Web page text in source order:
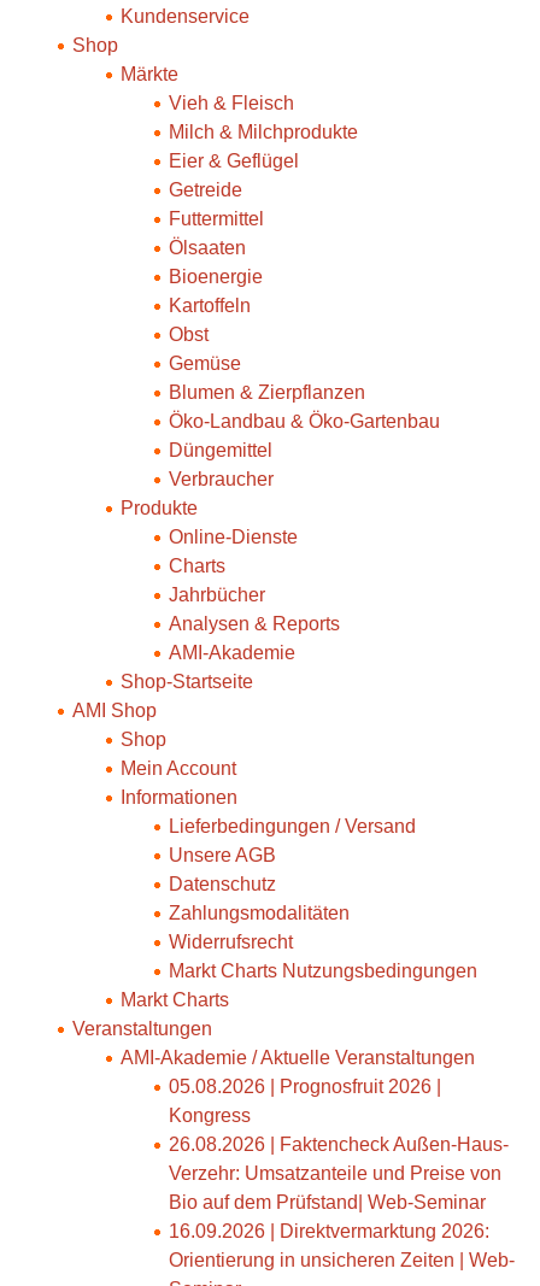
Kundenservice
Shop
Märkte
Vieh & Fleisch
Milch & Milchprodukte
Eier & Geflügel
Getreide
Futtermittel
Ölsaaten
Bioenergie
Kartoffeln
Obst
Gemüse
Blumen & Zierpflanzen
Öko-Landbau & Öko-Gartenbau
Düngemittel
Verbraucher
Produkte
Online-Dienste
Charts
Jahrbücher
Analysen & Reports
AMI-Akademie
Shop-Startseite
AMI Shop
Shop
Mein Account
Informationen
Lieferbedingungen / Versand
Unsere AGB
Datenschutz
Zahlungsmodalitäten
Widerrufsrecht
Markt Charts Nutzungsbedingungen
Markt Charts
Veranstaltungen
AMI-Akademie / Aktuelle Veranstaltungen
05.08.2026 | Prognosfruit 2026 |
Kongress
26.08.2026 | Faktencheck Außen-Haus-
Verzehr: Umsatzanteile und Preise von
Bio auf dem Prüfstand| Web-Seminar
16.09.2026 | Direktvermarktung 2026:
Orientierung in unsicheren Zeiten | Web-